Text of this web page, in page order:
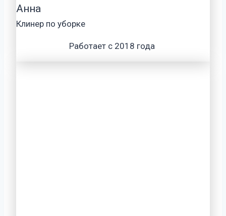
Анна
Клинер по уборке
Работает с 2018 года